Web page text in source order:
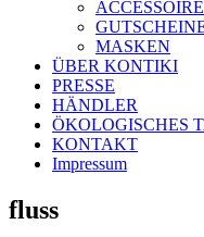
MASKEN
ÜBER KONTIKI
PRESSE
HÄNDLER
ÖKOLOGISCHES
KONTAKT
Impressum
fluss